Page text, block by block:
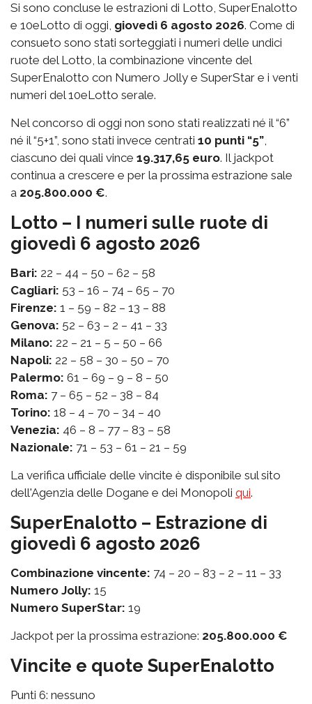
Si sono concluse le estrazioni di Lotto, SuperEnalotto
e 10eLotto di oggi, giovedì 6 agosto 2026. Come di
consueto sono stati sorteggiati i numeri delle undici
ruote del Lotto, la combinazione vincente del
SuperEnalotto con Numero Jolly e SuperStar e i venti
numeri del 10eLotto serale.
Nel concorso di oggi non sono stati realizzati né il “6”
né il “5+1”, sono stati invece centrati 10 punti “5”,
ciascuno dei quali vince 19.317,65 euro. Il jackpot
continua a crescere e per la prossima estrazione sale
a 205.800.000 €.
Lotto – I numeri sulle ruote di
giovedì 6 agosto 2026
Bari: 22 – 44 – 50 – 62 – 58
Cagliari: 53 – 16 – 74 – 65 – 70
Firenze: 1 – 59 – 82 – 13 – 88
Genova: 52 – 63 – 2 – 41 – 33
Milano: 22 – 21 – 5 – 50 – 66
Napoli: 22 – 58 – 30 – 50 – 70
Palermo: 61 – 69 – 9 – 8 – 50
Roma: 7 – 65 – 52 – 38 – 84
Torino: 18 – 4 – 70 – 34 – 40
Venezia: 46 – 8 – 77 – 83 – 58
Nazionale: 71 – 53 – 61 – 21 – 59
La verifica ufficiale delle vincite è disponibile sul sito
dell'Agenzia delle Dogane e dei Monopoli qui.
SuperEnalotto – Estrazione di
giovedì 6 agosto 2026
Combinazione vincente: 74 – 20 – 83 – 2 – 11 – 33
Numero Jolly: 15
Numero SuperStar: 19
Jackpot per la prossima estrazione: 205.800.000 €
Vincite e quote SuperEnalotto
Punti 6: nessuno